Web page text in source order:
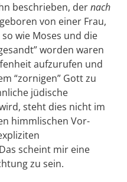
beschrieben, dernach
von einer Frau,
wie Moses und die
worden waren
aufzurufen und
“zornigen” Gott zu
jüdische
steht dies nicht im
himmlischen Vor-
scheint mir eine
zu sein.